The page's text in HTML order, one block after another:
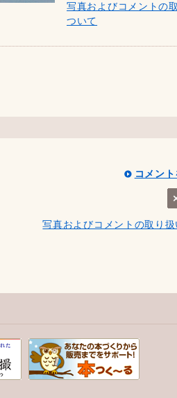
写真およびコメントの
ついて
コメン
写真およびコメントの取り